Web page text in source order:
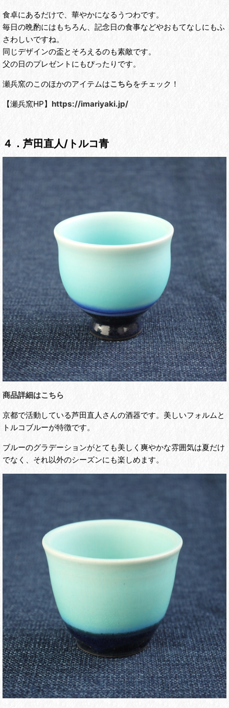
食卓にあるだけで、華やかになるうつわです。
毎日の晩酌にはもちろん、記念日の食事などやおもてなしにもふ
さわしいですね。
同じデザインの盃とそろえるのも素敵です。
父の日のプレゼントにもぴったりです。
瀬兵窯のこのほかのアイテムはこちらをチェック！
【瀬兵窯HP】 https://imariyaki.jp/
４．芦田直人/トルコ青
商品詳細はこちら
京都で活動している芦田直人さんの酒器です。美しいフォルムと
トルコブルーが特徴です。
ブルーのグラデーションがとても美しく爽やかな雰囲気は夏だけ
でなく、それ以外のシーズンにも楽しめます。